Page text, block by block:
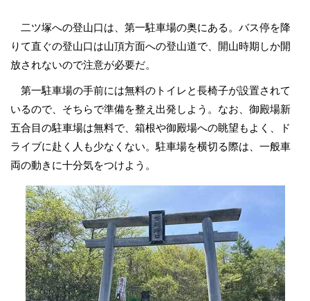
二ツ塚への登山口は、第一駐車場の奥にある。バス停を降
りて直ぐの登山口は山頂方面への登山道で、開山時期しか開
放されないので注意が必要だ。
第一駐車場の手前には無料のトイレと長椅子が設置されて
いるので、そちらで準備を整え出発しよう。なお、御殿場新
五合目の駐車場は無料で、箱根や御殿場への眺望もよく、ド
ライブに赴く人も少なくない。駐車場を横切る際は、一般車
両の動きに十分気をつけよう。